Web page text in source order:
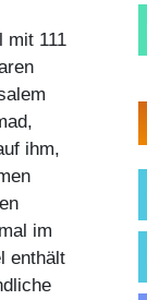
mit 111
ihm,
im
enthält